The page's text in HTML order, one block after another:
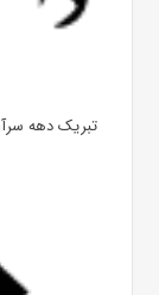
تبریک دهه